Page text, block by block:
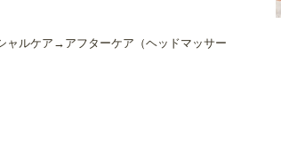
ャルケア→アフターケア（ヘッドマッサー